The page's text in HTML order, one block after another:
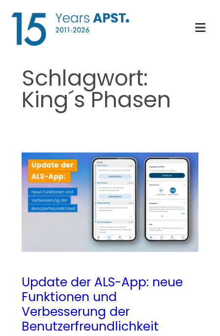
Zum
Inhalt
springen
Schlagwort:
King´s Phasen
Update der ALS-App: neue
Funktionen und
Verbesserung der
Benutzerfreundlichkeit